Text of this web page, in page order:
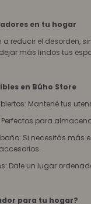
en tu hogar
reducir el desorden,
más lindos tus
en Búho Store
Mantené tus
para
Si necesitás más
Dale un lugar
para tu hogar?